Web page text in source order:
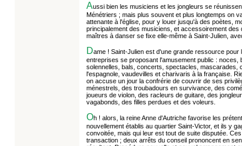
Aussi bien les musiciens et les jongleurs se
Ménétriers ; mais plus souvent et plus longtemps on
attenante à l'église, pour y louer jusqu'à des poètes,
principalement des musiciens, et accessoirement des
maîtres à danser se fixe elle-même à Saint-Julien,
Dame ! Saint-Julien est d'une grande ressource
entreprises se proposant l'amusement public : noces,
solennelles, bals, concerts, spectacles, mascarades,
l'espagnole, vaudevilles et charivaris à la française.
on accuse un jour la confrérie de couvrir de ses
ménestrels, des troubadours en survivance, des
joueurs de violon, des racleurs de guitare, des
vagabonds, des filles perdues et des voleurs.
Oh ! alors, la reine Anne d'Autriche favorise les
nouvellement établis au quartier Saint-Victor, et ils y
convoitée, mais qui leur est tout de suite disputée.
transaction ; deux arrêts du conseil prononcent en